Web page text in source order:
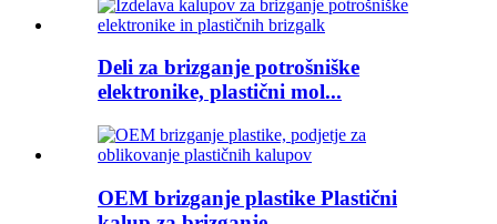
Deli za brizganje potrošniške
elektronike, plastični mol...
OEM brizganje plastike Plastični